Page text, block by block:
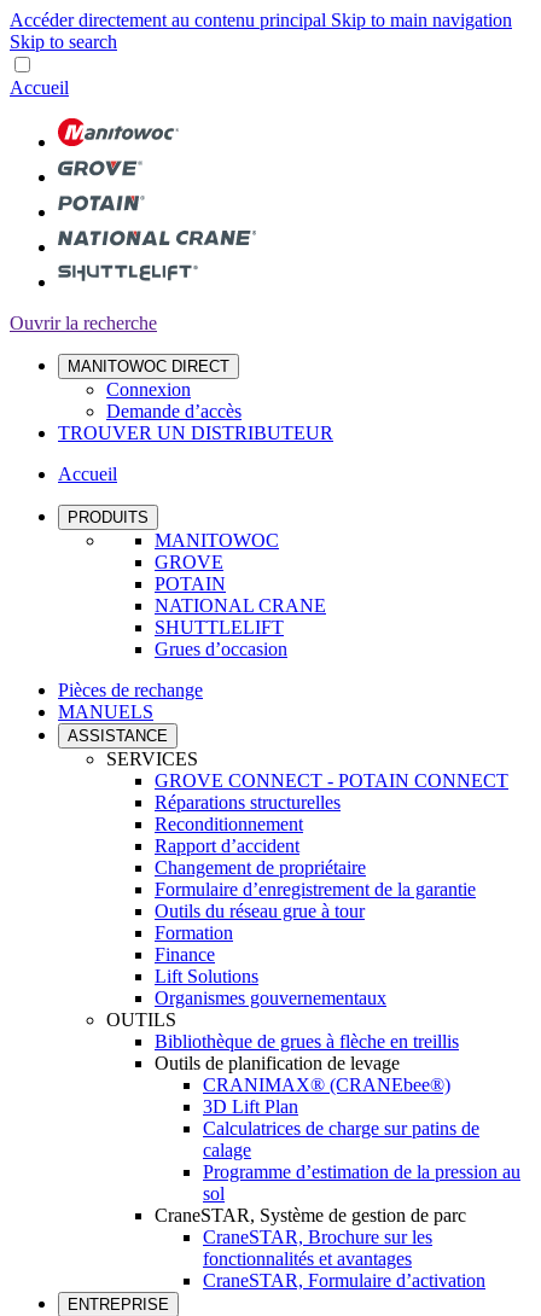
Accéder directement au contenu principal Skip to main navigation
Skip to search
Accueil
Ouvrir la recherche
MANITOWOC DIRECT
Connexion
Demande d’accès
TROUVER UN DISTRIBUTEUR
Accueil
PRODUITS
MANITOWOC
GROVE
POTAIN
NATIONAL CRANE
SHUTTLELIFT
Grues d’occasion
Pièces de rechange
MANUELS
ASSISTANCE
SERVICES
GROVE CONNECT - POTAIN CONNECT
Réparations structurelles
Reconditionnement
Rapport d’accident
Changement de propriétaire
Formulaire d’enregistrement de la garantie
Outils du réseau grue à tour
Formation
Finance
Lift Solutions
Organismes gouvernementaux
OUTILS
Bibliothèque de grues à flèche en treillis
Outils de planification de levage
CRANIMAX® (CRANEbee®)
3D Lift Plan
Calculatrices de charge sur patins de
calage
Programme d’estimation de la pression au
sol
CraneSTAR, Système de gestion de parc
CraneSTAR, Brochure sur les
fonctionnalités et avantages
CraneSTAR, Formulaire d’activation
ENTREPRISE